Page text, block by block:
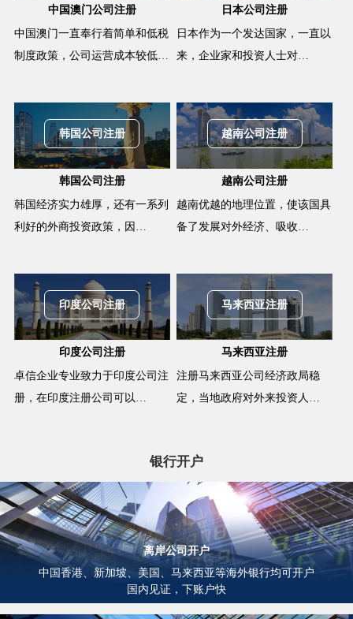
中国澳门公司注册
中国澳门一直奉行着简单和低税
制度政策，公司运营成本较低…
日本公司注册
日本作为一个发达国家，一直以
来，企业家和投资人士对…
韩国公司注册
韩国公司注册
韩国经济实力雄厚，还有一系列
利好的外商投资政策，因…
越南公司注册
越南公司注册
越南优越的地理位置，使该国具
备了发展对外经济、吸收…
印度公司注册
印度公司注册
卓信企业专业致力于印度公司注
册，在印度注册公司可以…
马来西亚注册
马来西亚注册
注册马来西亚公司经济政局稳
定，当地政府对外来投资人…
银行开户
离岸公司开户
中国香港、新加坡、美国、马来西亚等海外银行均可开户
国内见证，下账户快